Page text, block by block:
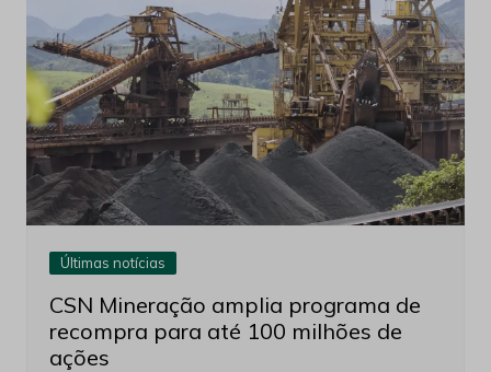
Últimas notícias
CSN Mineração amplia programa de
recompra para até 100 milhões de
ações